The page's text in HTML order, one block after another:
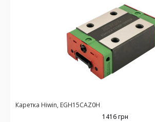
Каретка Hiwin, EGH15CAZ0H
1416 грн